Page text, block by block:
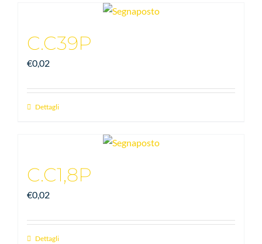
C.C39P
€0,02
Dettagli
C.C1,8P
€0,02
Dettagli